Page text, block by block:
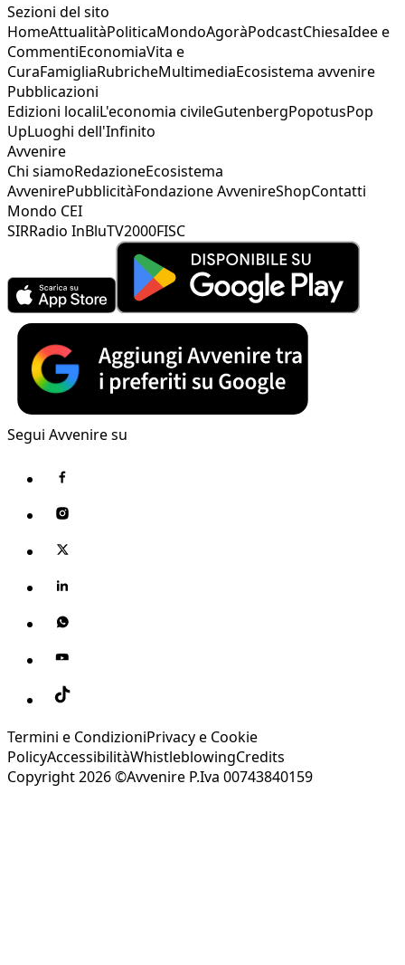
Sezioni del sito
HomeAttualitàPoliticaMondoAgoràPodcastChiesaIdee e
CommentiEconomiaVita e
CuraFamigliaRubricheMultimediaEcosistema avvenire
Pubblicazioni
Edizioni localiL'economia civileGutenbergPopotusPop
UpLuoghi dell'Infinito
Avvenire
Chi siamoRedazioneEcosistema
AvvenirePubblicitàFondazione AvvenireShopContatti
Mondo CEI
SIRRadio InBluTV2000FISC
Segui Avvenire su
Termini e CondizioniPrivacy e Cookie
PolicyAccessibilitàWhistleblowingCredits
Copyright 2026 ©Avvenire P.Iva 00743840159